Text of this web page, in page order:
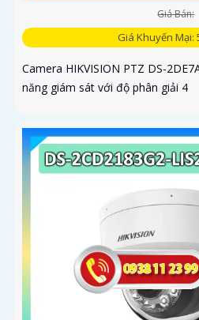
Giá Bán:
Giá Khuyến Mại:
Camera HIKVISION PTZ DS-
năng giám sát với độ phân giải 4